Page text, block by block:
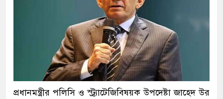
প্রধানমন্ত্রীর পলিসি ও স্ট্র্যাটেজিবিষয়ক উপদেষ্টা জাহেদ উর